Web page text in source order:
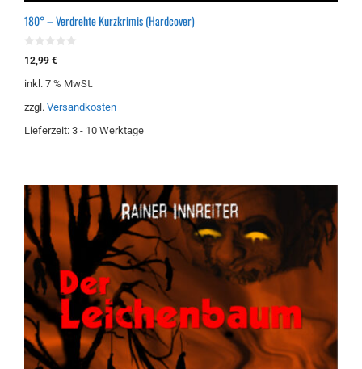
180° – Verdrehte Kurzkrimis (Hardcover)
0
v
n
12,99 €
inkl. 7 % MwSt.
zzgl. Versandkosten
Lieferzeit: 3 - 10 Werktage